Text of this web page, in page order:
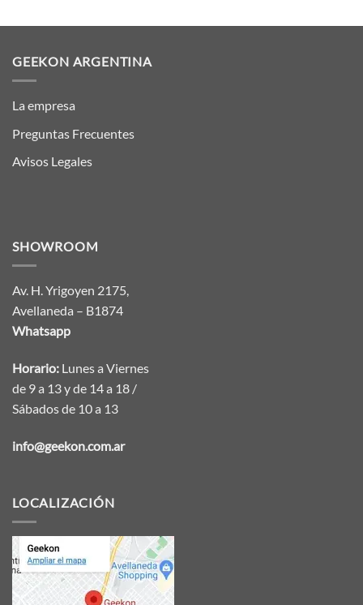
GEEKON ARGENTINA
La empresa
Preguntas Frecuentes
Avisos Legales
SHOWROOM
Av. H. Yrigoyen 2175,
Avellaneda – B1874
Whatsapp
Horario: Lunes a Viernes
de 9 a 13 y de 14 a 18 /
Sábados de 10 a 13
info@geekon.com.ar
LOCALIZACIÓN